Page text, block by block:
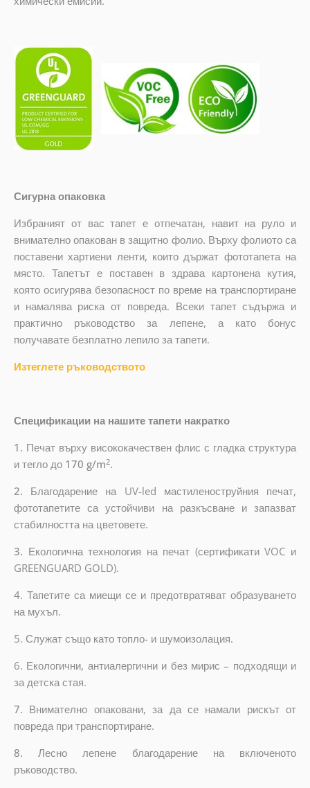
Сигурна опаковка
Избраният от вас тапет е отпечатан, навит на руло и
внимателно опакован в защитно фолио. Върху фолиото са
поставени хартиени ленти, които държат фототапета на
място. Тапетът е поставен в здрава картонена кутия,
която осигурява безопасност по време на транспортиране
и намалява риска от повреда. Всеки тапет съдържа и
практично ръководство за лепене, а като бонус
получавате безплатно лепило за тапети.
Изтеглете ръководството
Спецификации на нашите тапети накратко
1. Печат върху висококачествен флис с гладка структура
и тегло до170 g/m2.
2. Благодарение на UV-led мастиленоструйния печат,
фототапетите са устойчиви на разкъсване и запазват
стабилността на цветовете.
3. Екологична технология на печат (сертификати VOC и
GREENGUARD GOLD).
4. Тапетите са миещи се и предотвратяват образуването
на мухъл.
5. Служат също като топло- и шумоизолация.
6. Екологични, антиалергични и без мирис – подходящи и
за детска стая.
7. Внимателно опаковани, за да се намали рискът от
повреда при транспортиране.
8.Лесно лепене благодарение на включеното
ръководство.